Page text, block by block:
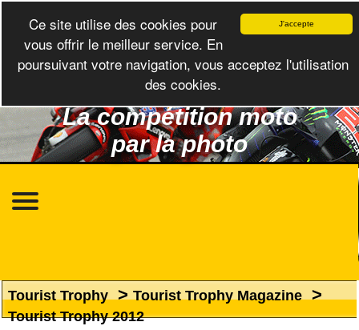
La compétition moto
par la photo
Tourist Trophy>Tourist Trophy Magazine>
Tourist Trophy 2012
J'accepte
Ce site utilise des cookies pour
vous offrir le meilleur service. En
poursuivant votre navigation, vous acceptez l'utilisation
des cookies.